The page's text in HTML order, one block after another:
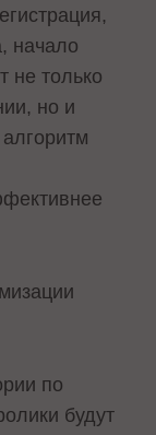
начало
не только
но и
по
будут